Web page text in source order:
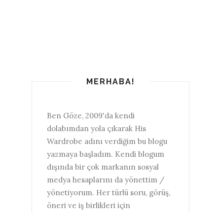
MERHABA!
Ben Göze, 2009'da kendi
dolabımdan yola çıkarak His
Wardrobe adını verdiğim bu blogu
yazmaya başladım. Kendi blogum
dışında bir çok markanın sosyal
medya hesaplarını da yönettim /
yönetiyorum. Her türlü soru, görüş,
öneri ve iş birlikleri için